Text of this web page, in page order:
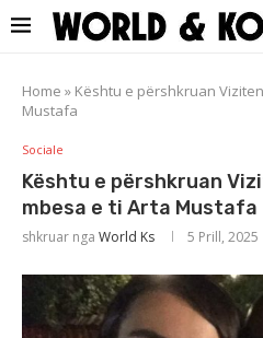
Home » Kështu e përshkruan
Mustafa
Sociale
Kështu e përshkruan
mbesa e ti Arta Mustafa
shkruar nga World Ks 5 Prill, 2025